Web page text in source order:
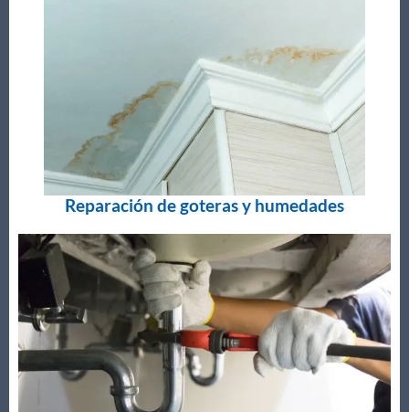
Reparación de goteras y humedades